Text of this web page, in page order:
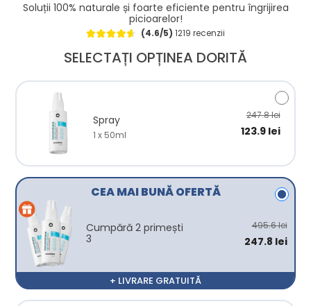
Soluții 100% naturale și foarte eficiente pentru îngrijirea
picioarelor!
(4.6/5) 1219 recenzii
SELECTAȚI OPȚINEA DORITĂ
Spray
1 x 50ml
247.8 lei
123.9 lei
CEA MAI BUNĂ OFERTĂ
Cumpără 2 primești
3
495.6 lei
247.8 lei
+ LIVRARE GRATUITĂ